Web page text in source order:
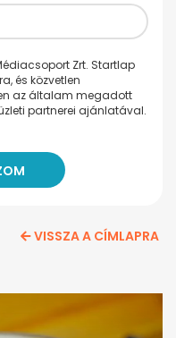
Zrt. Startlap
és közvetlen
az általam megadott
partnerei ajánlatával.
VISSZA A CÍMLAPRA